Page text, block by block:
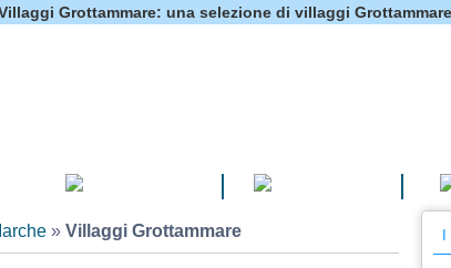
Grottammare: una selezione di villaggi
» Villaggi Grottammare